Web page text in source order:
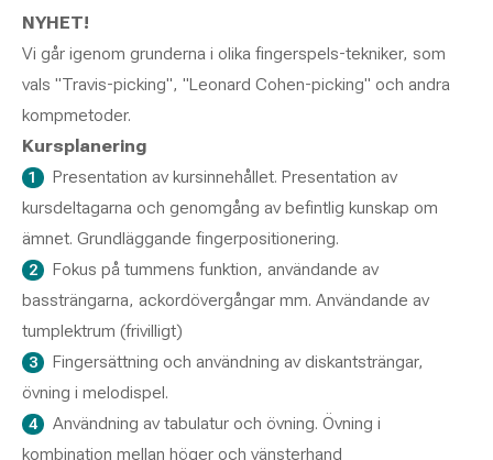
NYHET!
Vi går igenom grunderna i olika fingerspels-tekniker, som
vals "Travis-picking", "Leonard Cohen-picking" och andra
kompmetoder.
Kursplanering
Presentation av kursinnehållet. Presentation av
kursdeltagarna och genomgång av befintlig kunskap om
ämnet. Grundläggande fingerpositionering.
Fokus på tummens funktion, användande av
bassträngarna, ackordövergångar mm. Användande av
tumplektrum (frivilligt)
Fingersättning och användning av diskantsträngar,
övning i melodispel.
Användning av tabulatur och övning. Övning i
kombination mellan höger och vänsterhand